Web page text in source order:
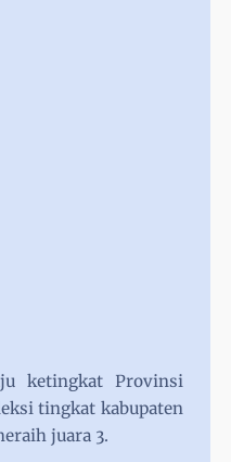
ketingkat Provinsi
tingkat kabupaten
juara 3.